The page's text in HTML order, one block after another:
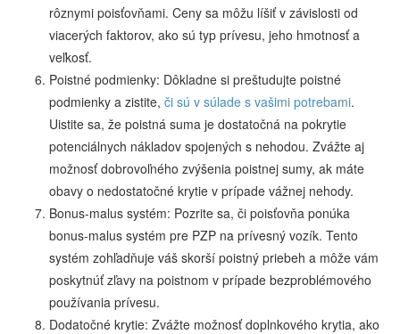
rôznymi poisťovňami. Ceny sa môžu líšiť v závislosti od
viacerých faktorov, ako sú typ prívesu, jeho hmotnosť a
veľkosť.
Poistné podmienky: Dôkladne si preštudujte poistné
podmienky a zistite, či sú v súlade s vašimi potrebami.
Uistite sa, že poistná suma je dostatočná na pokrytie
potenciálnych nákladov spojených s nehodou. Zvážte aj
možnosť dobrovoľného zvýšenia poistnej sumy, ak máte
obavy o nedostatočné krytie v prípade vážnej nehody.
Bonus-malus systém: Pozrite sa, či poisťovňa ponúka
bonus-malus systém pre PZP na prívesný vozík. Tento
systém zohľadňuje váš skorší poistný priebeh a môže vám
poskytnúť zľavy na poistnom v prípade bezproblémového
používania prívesu.
Dodatočné krytie: Zvážte možnosť doplnkového krytia, ako